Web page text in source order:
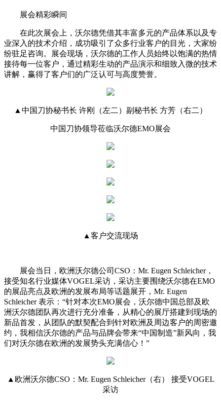
展会精彩瞬间
在此次展会上，沃尔德凭借其丰富多元的产品体系以及专
业深入的技术介绍，成功吸引了众多行业客户的目光，大家纷
纷驻足咨询。展会现场，沃尔德的工作人员始终以饱满的热情
接待每一位客户，通过精彩生动的产品演示和细致入微的技术
讲解，赢得了客户们的广泛认可与高度赞誉。
▲中国刀协秘书长 许刚（左二）副秘书长 方芳（右二）
中国刀协领导莅临沃尔德EMO展会
▲客户交流现场
展会当日，欧洲沃尔德公司CSO：Mr. Eugen Schleicher，
接受知名行业媒体VOGEL采访，采访主要围绕沃尔德在EMO
的展品亮点及欧洲的发展布局等话题展开，Mr. Eugen
Schleicher 表示：“针对本次EMO展会，沃尔德中国总部及欧
洲沃尔德团队再次进行充分准备，从精心的展厅搭建到现场的
新品首发，从团队的默契配合到针对欧洲及周边客户的周密邀
约，我相信沃尔德的产品与品牌会带来“中国制造”新风向，我
们对沃尔德在欧洲的发展势头充满信心！”
▲欧洲沃尔德CSO：Mr. Eugen Schleicher（右） 接受VOGEL
采访